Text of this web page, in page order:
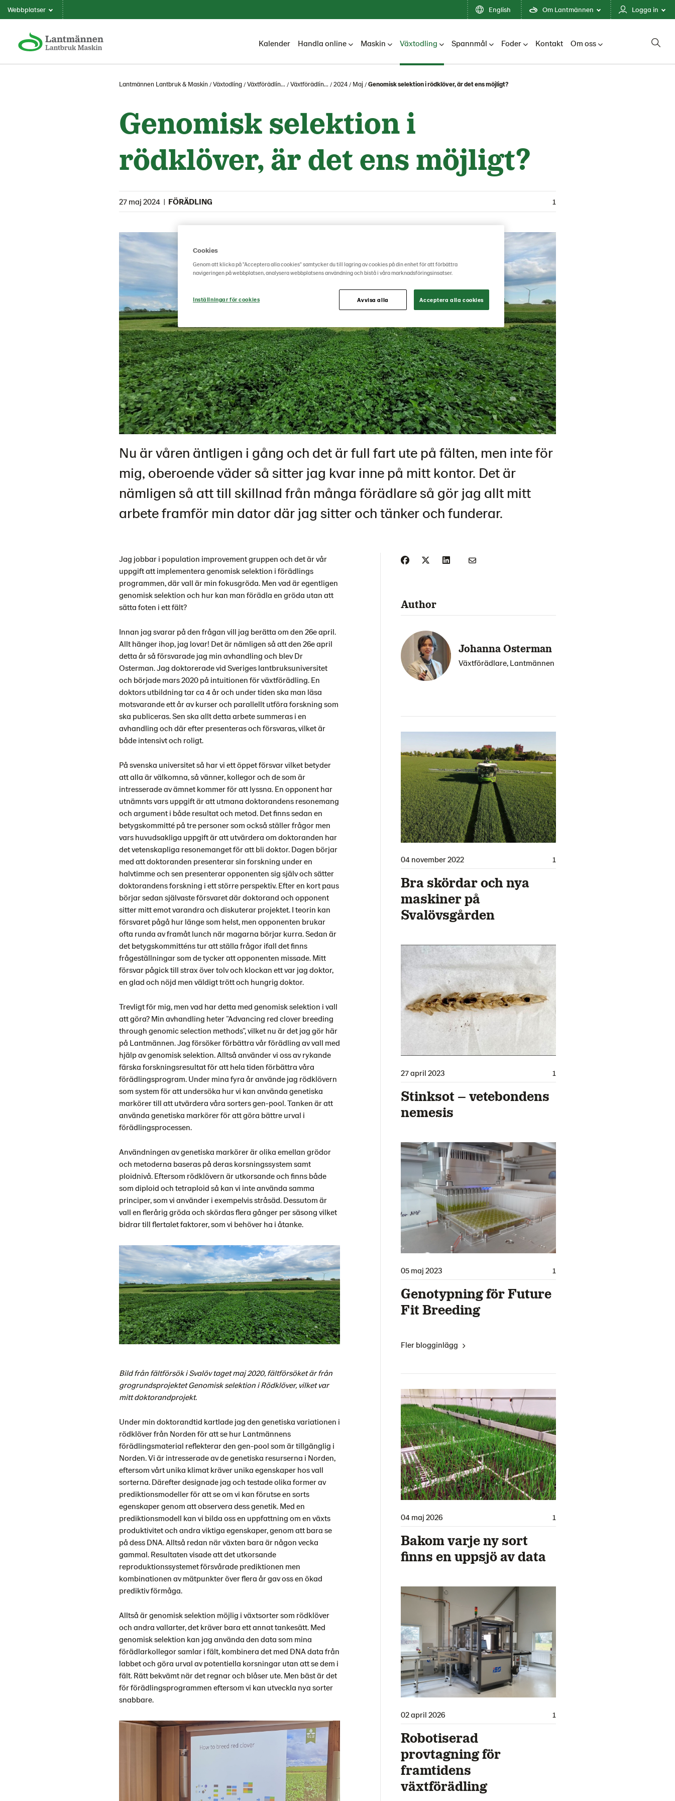
Webbplatser English Om Lantmännen Logga in
Kalender Handla online Maskin Växtodling Spannmål Foder Kontakt Om oss
Lantmännen Lantbruk & Maskin Växtodling Växtförädlin... Växtförädlin... 2024 Maj Genomisk selektion i rödklöver, är det ens möjligt?
Genomisk selektion i
rödklöver, är det ens möjligt?
27 maj 2024 | FÖRÄDLING 1
Nu är våren äntligen i gång och det är full fart ute på fälten, men inte för
mig, oberoende väder så sitter jag kvar inne på mitt kontor. Det är
nämligen så att till skillnad från många förädlare så gör jag allt mitt
arbete framför min dator där jag sitter och tänker och funderar.
Jag jobbar i population improvement gruppen och det är vår
uppgift att implementera genomisk selektion i förädlings
programmen, där vall är min fokusgröda. Men vad är egentligen
genomisk selektion och hur kan man förädla en gröda utan att
sätta foten i ett fält?
Innan jag svarar på den frågan vill jag berätta om den 26e april.
Allt hänger ihop, jag lovar! Det är nämligen så att den 26e april
detta år så försvarade jag min avhandling och blev Dr
Osterman. Jag doktorerade vid Sveriges lantbruksuniversitet
och började mars 2020 på intuitionen för växtförädling. En
doktors utbildning tar ca 4 år och under tiden ska man läsa
motsvarande ett år av kurser och parallellt utföra forskning som
ska publiceras. Sen ska allt detta arbete summeras i en
avhandling och där efter presenteras och försvaras, vilket är
både intensivt och roligt.
På svenska universitet så har vi ett öppet försvar vilket betyder
att alla är välkomna, så vänner, kollegor och de som är
intresserade av ämnet kommer för att lyssna. En opponent har
utnämnts vars uppgift är att utmana doktorandens resonemang
och argument i både resultat och metod. Det finns sedan en
betygskommitté på tre personer som också ställer frågor men
vars huvudsakliga uppgift är att utvärdera om doktoranden har
det vetenskapliga resonemanget för att bli doktor. Dagen börjar
med att doktoranden presenterar sin forskning under en
halvtimme och sen presenterar opponenten sig själv och sätter
doktorandens forskning i ett större perspektiv. Efter en kort paus
börjar sedan självaste försvaret där doktorand och opponent
sitter mitt emot varandra och diskuterar projektet. I teorin kan
försvaret pågå hur länge som helst, men opponenten brukar
ofta runda av framåt lunch när magarna börjar kurra. Sedan är
det betygskommitténs tur att ställa frågor ifall det finns
frågeställningar som de tycker att opponenten missade. Mitt
försvar pågick till strax över tolv och klockan ett var jag doktor,
en glad och nöjd men väldigt trött och hungrig doktor.
Trevligt för mig, men vad har detta med genomisk selektion i vall
att göra? Min avhandling heter ”Advancing red clover breeding
through genomic selection methods”, vilket nu är det jag gör här
på Lantmännen. Jag försöker förbättra vår förädling av vall med
hjälp av genomisk selektion. Alltså använder vi oss av rykande
färska forskningsresultat för att hela tiden förbättra våra
förädlingsprogram. Under mina fyra år använde jag rödklövern
som system för att undersöka hur vi kan använda genetiska
markörer till att utvärdera våra sorters gen-pool. Tanken är att
använda genetiska markörer för att göra bättre urval i
förädlingsprocessen.
Användningen av genetiska markörer är olika emellan grödor
och metoderna baseras på deras korsningssystem samt
ploidnivå. Eftersom rödklövern är utkorsande och finns både
som diploid och tetraploid så kan vi inte använda samma
principer, som vi använder i exempelvis stråsäd. Dessutom är
vall en flerårig gröda och skördas flera gånger per säsong vilket
bidrar till flertalet faktorer, som vi behöver ha i åtanke.
Bild från fältförsök i Svalöv taget maj 2020, fältförsöket är från
grogrundsprojektet Genomisk selektion i Rödklöver, vilket var
mitt doktorandprojekt.
Under min doktorandtid kartlade jag den genetiska variationen i
rödklöver från Norden för att se hur Lantmännens
förädlingsmaterial reflekterar den gen-pool som är tillgänglig i
Norden. Vi är intresserade av de genetiska resurserna i Norden,
eftersom vårt unika klimat kräver unika egenskaper hos vall
sorterna. Därefter designade jag och testade olika former av
prediktionsmodeller för att se om vi kan förutse en sorts
egenskaper genom att observera dess genetik. Med en
prediktionsmodell kan vi bilda oss en uppfattning om en växts
produktivitet och andra viktiga egenskaper, genom att bara se
på dess DNA. Alltså redan när växten bara är någon vecka
gammal. Resultaten visade att det utkorsande
reproduktionssystemet försvårade prediktionen men
kombinationen av mätpunkter över flera år gav oss en ökad
prediktiv förmåga.
Alltså är genomisk selektion möjlig i växtsorter som rödklöver
och andra vallarter, det kräver bara ett annat tankesätt. Med
genomisk selektion kan jag använda den data som mina
förädlarkollegor samlar i fält, kombinera det med DNA data från
labbet och göra urval av potentiella korsningar utan att se dem i
fält. Rätt bekvämt när det regnar och blåser ute. Men bäst är det
för förädlingsprogrammen eftersom vi kan utveckla nya sorter
snabbare.
Author
Johanna Osterman
Växtförädlare, Lantmännen
04 november 2022 1
Bra skördar och nya
maskiner på
Svalövsgården
27 april 2023 1
Stinksot – vetebondens
nemesis
05 maj 2023 1
Genotypning för Future
Fit Breeding
Fler blogginlägg
04 maj 2026 1
Bakom varje ny sort
finns en uppsjö av data
02 april 2026 1
Robotiserad
provtagning för
framtidens
växtförädling
Cookies
Genom att klicka på "Acceptera alla cookies" samtycker du till lagring av cookies på din enhet för att förbättra
navigeringen på webbplatsen, analysera webbplatsens användning och bistå i våra marknadsföringsinsatser.
Inställningar för cookies Avvisa alla Acceptera alla cookies